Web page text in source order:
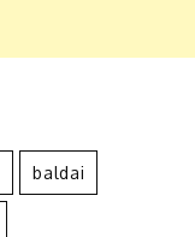
baldai